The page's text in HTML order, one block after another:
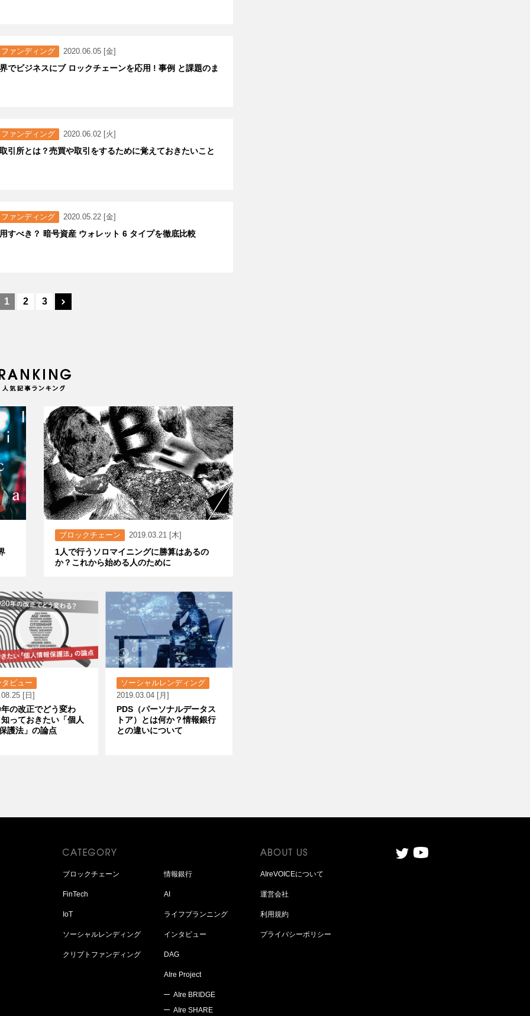
ァンディング 2020.06.05 [金]
でビジネスにブ ロックチェーンを応用 ! 事例 と課題のま
ァンディング 2020.06.02 [火]
引所とは？売買や取引をするために覚えておきたいこと
ァンディング 2020.05.22 [金]
すべき？ 暗号資産 ウォレット 6 タイプを徹底比較
1 2 3
ブロックチェーン 2019.03.21 [木]
1人で行うソロマイニングに勝算はあるの
か？これから始める人のために
タビュー
[日]
の改正でどう変わ
っておきたい「個人
護法」の論点
ソーシャルレンディング
2019.03.04 [月]
PDS（パーソナルデータス
トア）とは何か？情報銀行
との違いについて
ブロックチェーン
FinTech
IoT
ソーシャルレンディング
クリプトファンディング
情報銀行
AI
ライフプランニング
インタビュー
DAG
AIre Project
AIre BRIDGE
AIre SHARE
AIreVOICEについて
運営会社
利用規約
プライバシーポリシー